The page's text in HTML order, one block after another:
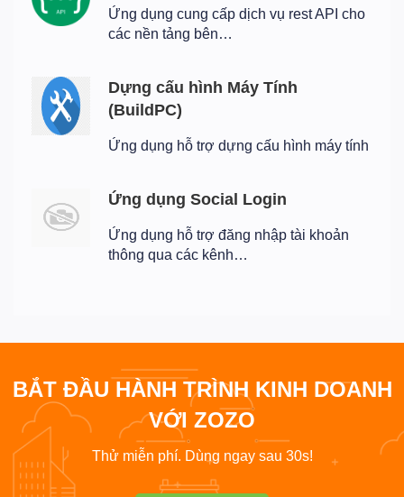
Ứng dụng cung cấp dịch vụ rest API cho
các nền tảng bên…
Dựng cấu hình Máy Tính
(BuildPC)
Ứng dụng hỗ trợ dựng cấu hình máy tính
Ứng dụng Social Login
Ứng dụng hỗ trợ đăng nhập tài khoản
thông qua các kênh…
BẮT ĐẦU HÀNH TRÌNH KINH DOANH
VỚI ZOZO
Thử miễn phí. Dùng ngay sau 30s!